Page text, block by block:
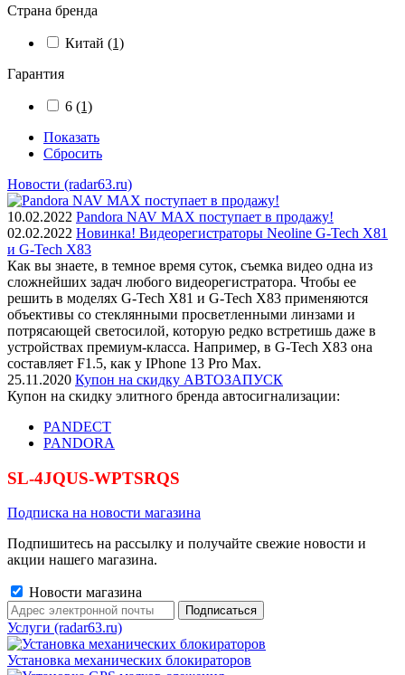
Страна бренда
Китай (1)
Гарантия
6 (1)
Показать
Сбросить
Новости (radar63.ru)
10.02.2022 Pandora NAV MAX поступает в продажу!
02.02.2022 Новинка! Видеорегистраторы Neoline G-Tech X81
и G-Tech X83
Как вы знаете, в темное время суток, съемка видео одна из
сложнейших задач любого видеорегистратора. Чтобы ее
решить в моделях G-Tech X81 и G-Tech X83 применяются
объективы со стеклянными просветленными линзами и
потрясающей светосилой, которую редко встретишь даже в
устройствах премиум-класса. Например, в G-Tech X83 она
составляет F1.5, как у IPhone 13 Pro Max.
25.11.2020 Купон на скидку АВТОЗАПУСК
Купон на скидку элитного бренда автосигнализации:
PANDECT
PANDORA
SL-4JQUS-WPTSRQS
Подписка на новости магазина
Подпишитесь на рассылку и получайте свежие новости и
акции нашего магазина.
Новости магазина
Услуги (radar63.ru)
Установка механических блокираторов